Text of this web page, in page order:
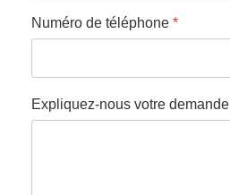
Numéro de téléphone *
Expliquez-nous votre demande